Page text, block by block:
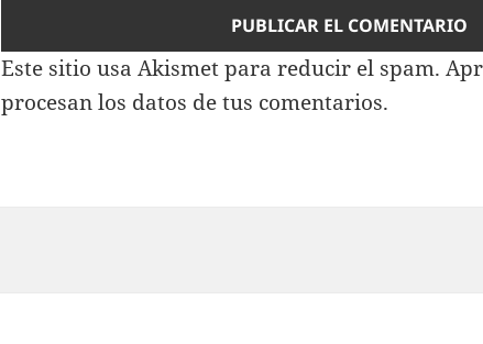
Este sitio usa Akismet para reducir el spam.
procesan los datos de tus comentarios.